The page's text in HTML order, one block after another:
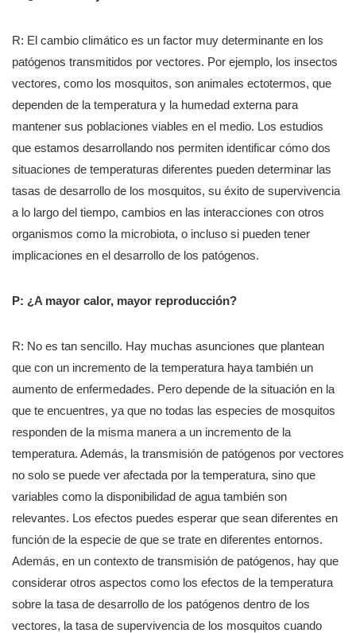
R: El cambio climático es un factor muy determinante en los
patógenos transmitidos por vectores. Por ejemplo, los insectos
vectores, como los mosquitos, son animales ectotermos, que
dependen de la temperatura y la humedad externa para
mantener sus poblaciones viables en el medio. Los estudios
que estamos desarrollando nos permiten identificar cómo dos
situaciones de temperaturas diferentes pueden determinar las
tasas de desarrollo de los mosquitos, su éxito de supervivencia
a lo largo del tiempo, cambios en las interacciones con otros
organismos como la microbiota, o incluso si pueden tener
implicaciones en el desarrollo de los patógenos.
P: ¿A mayor calor, mayor reproducción?
R: No es tan sencillo. Hay muchas asunciones que plantean
que con un incremento de la temperatura haya también un
aumento de enfermedades. Pero depende de la situación en la
que te encuentres, ya que no todas las especies de mosquitos
responden de la misma manera a un incremento de la
temperatura. Además, la transmisión de patógenos por vectores
no solo se puede ver afectada por la temperatura, sino que
variables como la disponibilidad de agua también son
relevantes. Los efectos puedes esperar que sean diferentes en
función de la especie de que se trate en diferentes entornos.
Además, en un contexto de transmisión de patógenos, hay que
considerar otros aspectos como los efectos de la temperatura
sobre la tasa de desarrollo de los patógenos dentro de los
vectores, la tasa de supervivencia de los mosquitos cuando